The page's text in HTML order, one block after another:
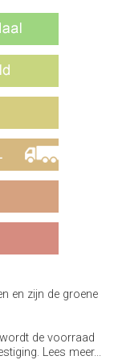
en zijn de groene
de voorraad
Lees meer...